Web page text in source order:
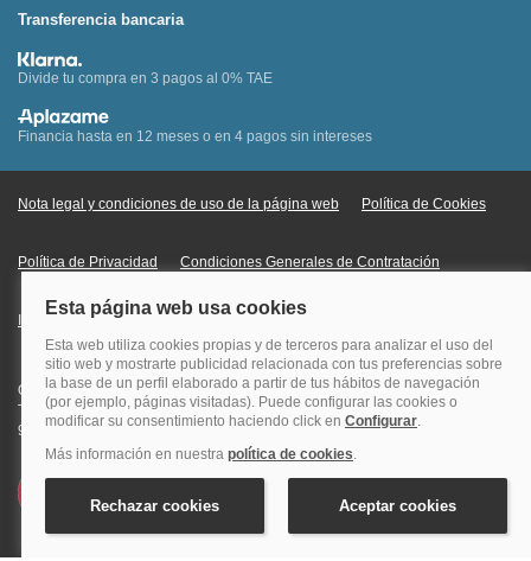
Transferencia bancaria
Divide tu compra en 3 pagos al 0% TAE
Financia hasta en 12 meses o en 4 pagos sin intereses
Nota legal y condiciones de uso de la página web Política de Cookies
Política de Privacidad Condiciones Generales de Contratación
Información Legal sobre Mercados en Línea
Quehoteles.com - Especialistas en hoteles © Copyright Veturis Travel S.A.
Todos los derechos reservados. Autorización nº I-AV0000879.4 Tel: +34
915759999